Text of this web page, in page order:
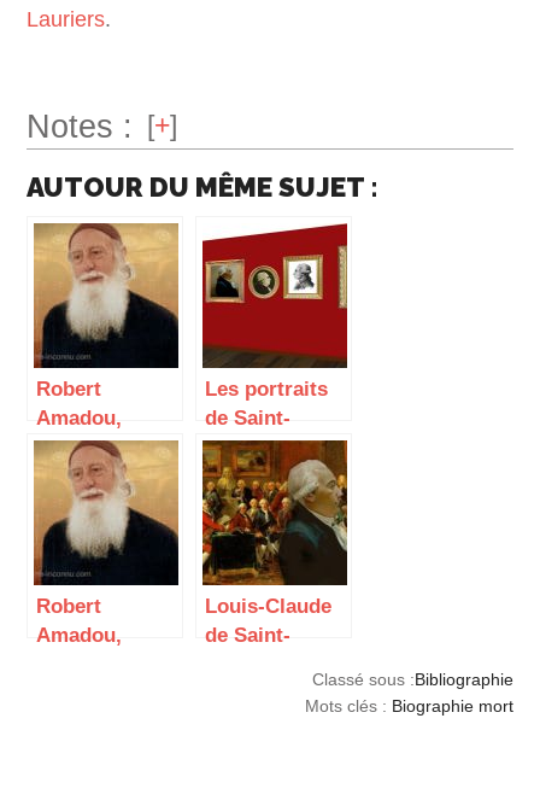
Lauriers.
Notes : [+]
AUTOUR DU MÊME SUJET :
Robert
Amadou,
bibliographie
martiniste et
théosophique
– 1re partie
1946-1989
Les portraits
de Saint-
Martin
Robert
Amadou,
Louis-Claude
de Saint-
Classé sous :Bibliographie
Mots clés : Biographie mort